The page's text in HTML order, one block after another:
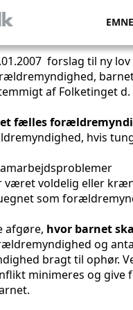
de nye
forslag til ny
af Folketinget d.
fælles
hvis
været voldelig eller
som
afgøre, hvor barnet
og
bragt til ophør.
minimeres og